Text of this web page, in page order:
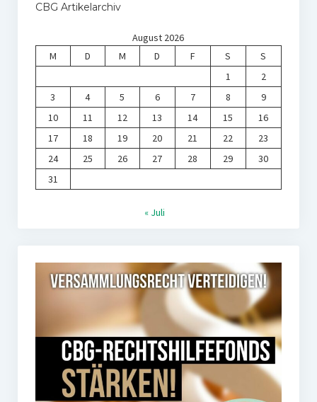
CBG Artikelarchiv
August 2026
M
D M D F S
S
1
2
3
4 5 6 7 8
9
10
11 12 13 14 15
16
17
18 19 20 21 22
23
24
25 26 27 28 29
30
31
« Juli